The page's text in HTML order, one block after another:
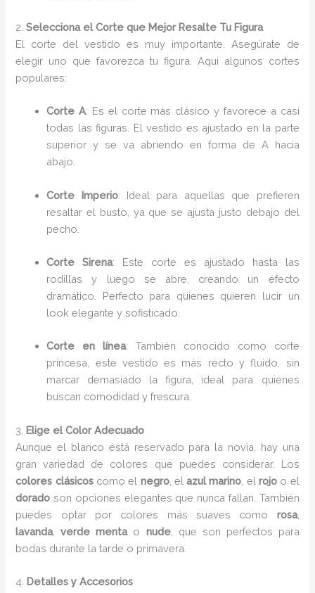
2.Selecciona el Corte que Mejor Resalte Tu Figura
El corte del vestido es muy importante. Asegúrate de
elegir uno que favorezca tu figura. Aquí algunos cortes
populares:
Corte A: Es el corte más clásico y favorece a casi
todas las figuras. El vestido es ajustado en la parte
superior y se va abriendo en forma de A hacia
abajo.
Corte Imperio: Ideal para aquellas que prefieren
resaltar el busto, ya que se ajusta justo debajo del
pecho.
Corte Sirena: Este corte es ajustado hasta las
rodillas y luego se abre, creando un efecto
dramático. Perfecto para quienes quieren lucir un
look elegante y sofisticado.
Corte en línea: También conocido como corte
princesa, este vestido es más recto y fluido, sin
marcar demasiado la figura, ideal para quienes
buscan comodidad y frescura.
3. Elige el Color Adecuado
Aunque el blanco está reservado para la novia, hay una
gran variedad de colores que puedes considerar. Los
colores clásicoscomo el negro, elazul marino , el rojoo el
dorado son opciones elegantes que nunca fallan. También
puedes optar por colores más suaves como rosa,
lavanda,verde mentao nude, que son perfectos para
bodas durante la tarde o primavera.
4. Detalles y Accesorios